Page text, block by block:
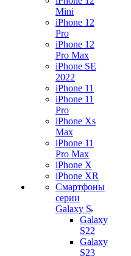
Mini
iPhone 12
Pro
iPhone 12
Pro Max
iPhone SE
2022
iPhone 11
iPhone 11
Pro
iPhone Xs
Max
iPhone 11
Pro Max
iPhone X
iPhone XR
Смартфоны
серии
Galaxy S
Galaxy
S22
Galaxy
S23